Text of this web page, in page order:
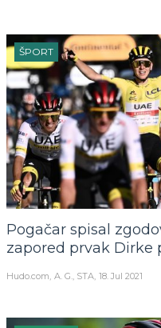
ŠPORT
Pogačar spisal
zapored prvak Dirke
Hudo.com A. G., STA 18. Jul 2021